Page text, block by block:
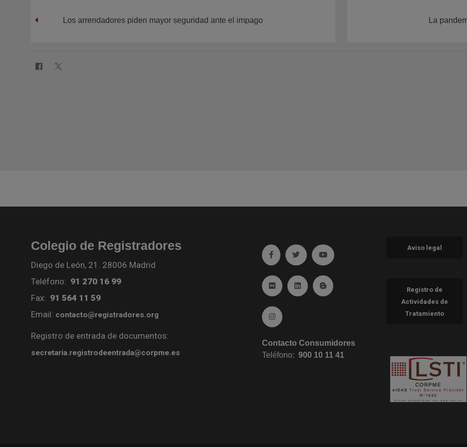
Los arrendadores piden mayor seguridad ante el impago La
Colegio de Registradores
Diego de León, 21. 28006 Madrid
Teléfono: 91 270 16 99
Fax: 91 564 11 59
Email: contacto@registradores.org
Registro de entrada de documentos:
secretaria.registrodeentrada@corpme.es
Ir a facebook (abre en ventana nueva)
Ir a twitter (abre en ventana nueva)
Ir a YouTube (abre en ventana nueva)
Ir a Flickr (abre en ventana nueva)
Ir a Linkedin (abre en ventana nueva)
Ir al Blog (abre en ventana nueva)
Ir a Instagram (abre en ventana nueva)
Contacto Consumidores
Teléfono:900 10 11 41
Aviso legal
Registro de
Actividades de
Tratamiento